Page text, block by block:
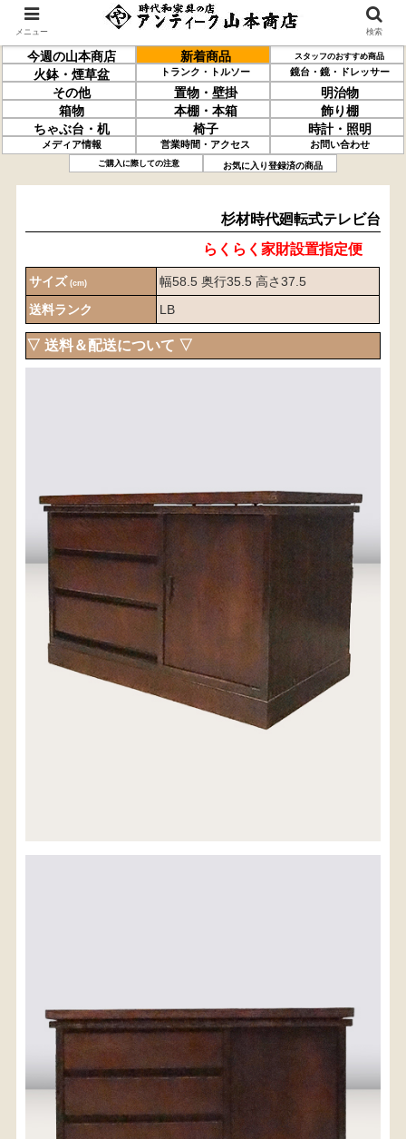
今週の山本商店 新着商品 スタッフのおすすめ商品
火鉢・煙草盆 トランク・トルソー 鏡台・鏡・ドレッサー
その他 置物・壁掛
明治物
箱物
本棚・本箱
飾り棚
ちゃぶ台・机
椅子 時計・照明
メディア情報 営業時間・アクセス お問い合わせ
ご購入に際しての注意 お気に入り登録済の商品
時代廻転式テレビ台
杉材時代廻転式テレビ台
らくらく家財設置指定便
サイズ (cm)
幅58.5 奥行35.5 高さ37.5
送料ランク
LB
▽ 送料＆配送について ▽
・ご購入手続きを進める途中で「宅急便」を選択いた
だくと、自動的に送料が加算されます。
・配送についての詳細は、
こちら→
【送料を確認する】
お届け先、送料ランクを選択する事で送料が表
示されます。
お届け先
メニュー 検索